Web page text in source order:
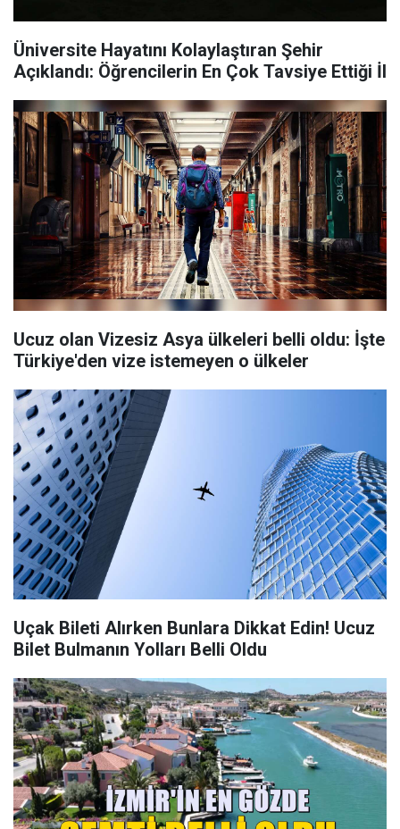
Üniversite Hayatını Kolaylaştıran Şehir
Açıklandı: Öğrencilerin En Çok Tavsiye Ettiği İl
Ucuz olan Vizesiz Asya ülkeleri belli oldu: İşte
Türkiye'den vize istemeyen o ülkeler
Uçak Bileti Alırken Bunlara Dikkat Edin! Ucuz
Bilet Bulmanın Yolları Belli Oldu